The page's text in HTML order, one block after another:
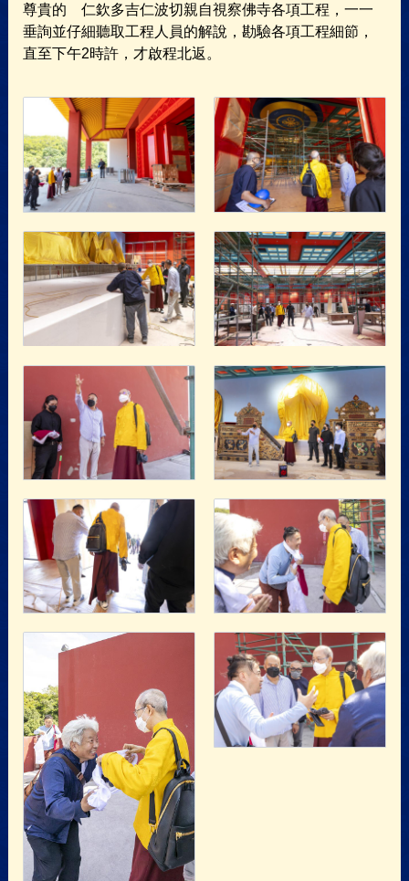
尊貴的 仁欽多吉仁波切親自視察佛寺各項工程，一一
垂詢並仔細聽取工程人員的解說，勘驗各項工程細節，
直至下午2時許，才啟程北返。